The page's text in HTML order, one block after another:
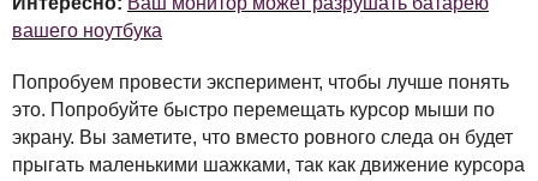
вашего ноутбука
Попробуем провести эксперимент, чтобы лучше понять
это. Попробуйте быстро перемещать курсор мыши по
экрану. Вы заметите, что вместо ровного следа он будет
прыгать маленькими шажками, так как движение курсора